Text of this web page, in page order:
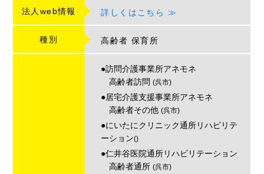
法人web情報 詳しくはこちら ≫
種別 高齢者 保育所
●訪問介護事業所アネモネ
高齢者訪問(呉市)
●居宅介護支援事業所アネモネ
高齢者その他(呉市)
●にいたにクリニック通所リハビリテ
ーション()
●仁井谷医院通所リハビリテーション
高齢者通所(呉市)